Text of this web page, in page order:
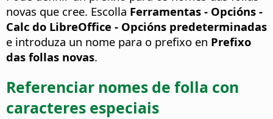
novas que cree. Escolla Ferramentas - Opcións -
Calc do LibreOffice - Opcións predeterminadas
e introduza un nome para o prefixo en Prefixo
das follas novas.
Referenciar nomes de folla con
caracteres especiais